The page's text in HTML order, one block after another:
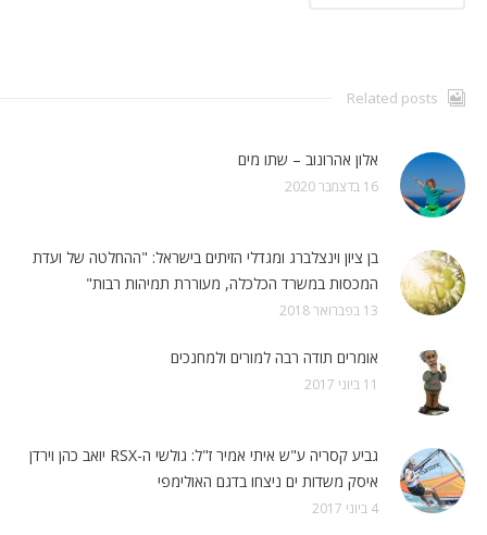
Related posts
אלון אהרונוב – שתו מים
16 בדצמבר 2020
בן ציון וינצלברג ומגדלי הזיתים בישראל: "ההחלטה של ועדת
המכסות במשרד הכלכלה, מעוררת תמיהות רבות"
13 בפברואר 2018
אומרים תודה רבה למורים ולמחנכים
11 ביוני 2017
גביע קסריה ע"ש איתי אמיר ז"ל: גולשי ה-RSX יואב כהן וירדן
איסק משדות ים ניצחו בדגם האולימפי
4 ביוני 2017